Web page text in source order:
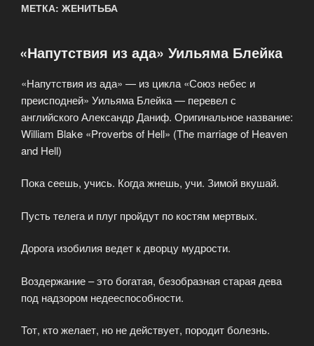
МЕТКА: ЖЕНИТЬБА
ОПУБЛИКОВАНО
«Напутствия из ада» Уильяма Блейка
«Напутствия из ада» — из цикла «Союз небес и
преисподней» Уильяма Блейка — перевел с
английского Александр Даниф. Оригинальное название:
William Blake «Proverbs of Hell» (The marriage of Heaven
and Hell)
Пока сеешь, учись. Когда жнешь, учи. Зимой вкушай.
Пусть телега и плуг пройдут по костям мертвых.
Дорога изобилия ведет к дворцу мудрости.
Воздержание – это богатая, безобразная старая дева
под надзором недееспособности.
Тот, кто желает, но не действует, породит болезнь.